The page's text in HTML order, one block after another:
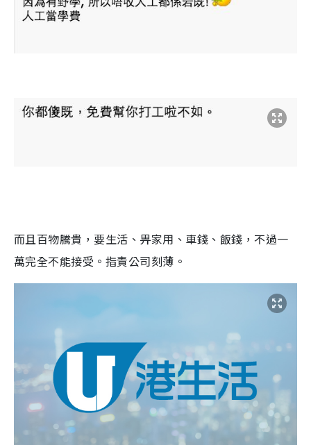
而且百物騰貴，要生活、畀家用、車錢、飯錢，不過一
萬完全不能接受。指責公司刻薄。